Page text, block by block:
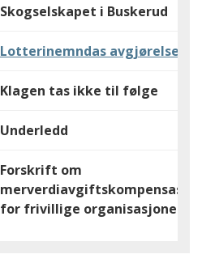
Skogselskapet i Buskerud
Lotterinemndas avgjørelse
Klagen tas ikke til følge
Underledd
Forskrift om
for frivillige organisasjoner